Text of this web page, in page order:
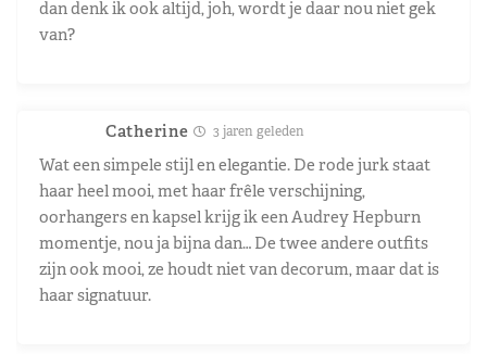
dan denk ik ook altijd, joh, wordt je daar nou niet gek
van?
Catherine 3 jaren geleden
Wat een simpele stijl en elegantie. De rode jurk staat
haar heel mooi, met haar frêle verschijning,
oorhangers en kapsel krijg ik een Audrey Hepburn
momentje, nou ja bijna dan… De twee andere outfits
zijn ook mooi, ze houdt niet van decorum, maar dat is
haar signatuur.